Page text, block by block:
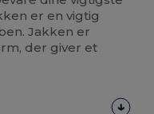
er en vigtig
Jakken er
der giver et